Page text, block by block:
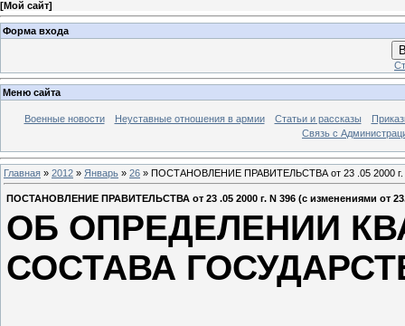
[Мой сайт]
Форма входа
Меню сайта
Военные новости Неуставные отношения в армии Статьи и рассказы
Связь с
Главная » 2012 » Январь » 26 » ПОСТАНОВЛЕНИЕ ПРАВИТЕЛЬСТВА от 23 .05 2000 г.
ПОСТАНОВЛЕНИЕ ПРАВИТЕЛЬСТВА от 23 .05 2000 г. N 396 (с изменениями от
ОБ ОПРЕДЕЛЕНИИ
СОСТАВА